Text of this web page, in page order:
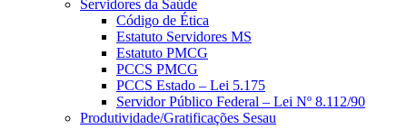
Servidores da Saúde
Código de Ética
Estatuto Servidores MS
Estatuto PMCG
PCCS PMCG
PCCS Estado – Lei 5.175
Servidor Público Federal – Lei Nº 8.112/90
Produtividade/Gratificações Sesau